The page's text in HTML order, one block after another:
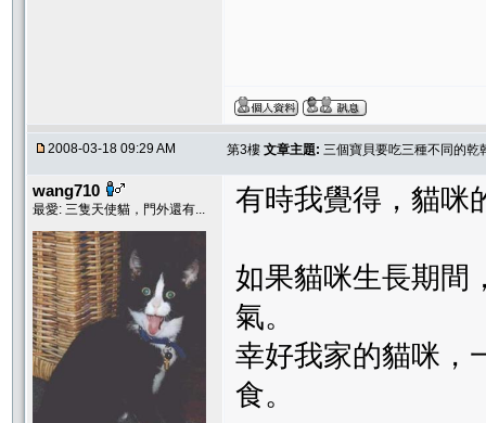
2008-03-18 09:29 AM 第3樓 文章主題: 三個寶貝要吃三種不同的乾
wang710
最愛: 三隻天使貓，門外還有... 有時我覺得，貓咪
如果貓咪生長期間
氣。
幸好我家的貓咪，
食。